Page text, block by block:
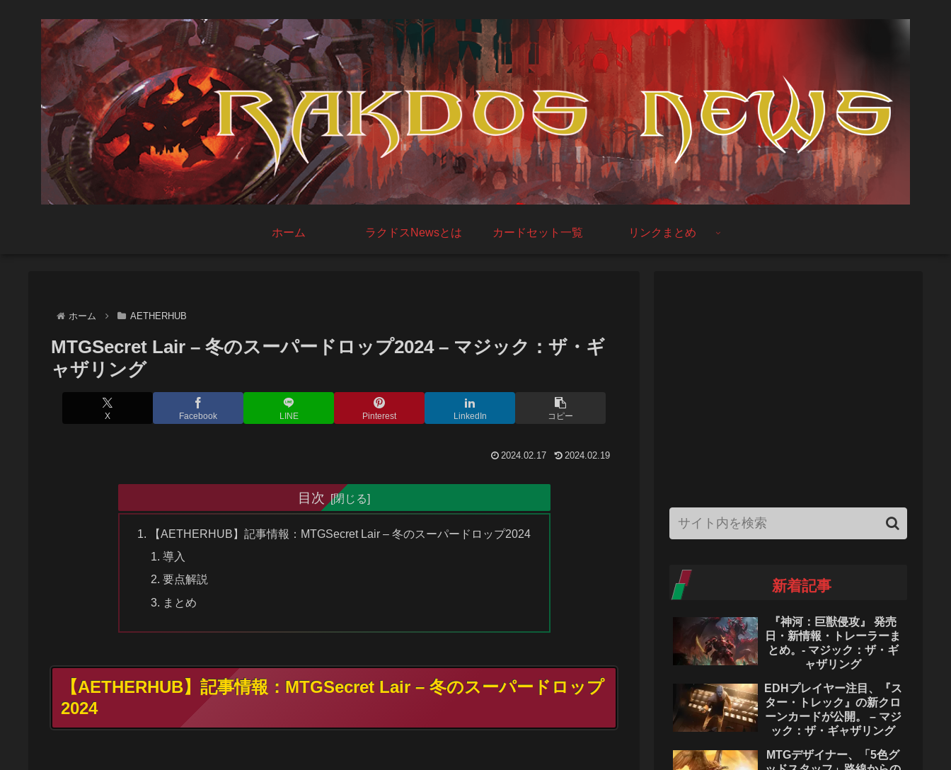
ホーム ラクドスNewsとは カードセット一覧 リンクまとめ
ホーム AETHERHUB
MTGSecret Lair – 冬のスーパードロップ2024 – マジック：ザ・ギ
ャザリング
X Facebook LINE Pinterest LinkedIn コピー
2024.02.17 2024.02.19
目次
【AETHERHUB】記事情報：MTGSecret Lair – 冬のスーパードロップ2024
導入
要点解説
まとめ
【AETHERHUB】記事情報：MTGSecret Lair – 冬のスーパードロップ
2024
新着記事
『神河：巨獣侵攻』 発売
日・新情報・トレーラーま
とめ。- マジック：ザ・ギ
ャザリング
EDHプレイヤー注目、『ス
ター・トレック』の新クロ
ーンカードが公開。 – マジ
ック：ザ・ギャザリング
MTGデザイナー、「5色グ